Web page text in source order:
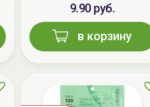
9.90 руб.
в корзину